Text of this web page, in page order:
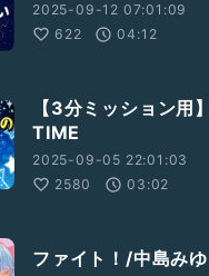
2025-09-12 07:01:09
622
04:12
【3分ミッション用
TIME
2025-09-05 22:01:03
2580
03:02
ファイト！/中島み